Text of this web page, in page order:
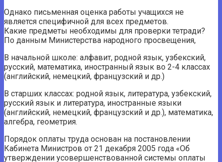
Однако письменная оценка работы учащихся не
является специфичной для всех предметов.
Какие предметы необходимы для проверки тетради?
По данным Министерства народного просвещения,
В начальной школе: алфавит, родной язык, узбекский,
русский, математика, иностранный язык во 2-4 классах
(английский, немецкий, французский и др.)
В старших классах: родной язык, литература, узбекский,
русский язык и литература, иностранные языки
(английский, немецкий, французский и др.), математика,
алгебра, геометрия.
Порядок оплаты труда основан на постановлении
Кабинета Министров от 21 декабря 2005 года «Об
утверждении усовершенствованной системы оплаты